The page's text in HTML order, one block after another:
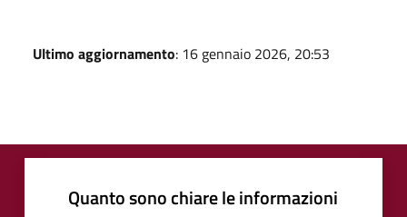
Ultimo aggiornamento: 16 gennaio 2026, 20:53
Quanto sono chiare le informazioni